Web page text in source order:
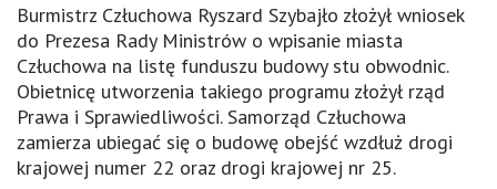
Burmistrz Człuchowa Ryszard Szybajło złożył wniosek
do Prezesa Rady Ministrów o wpisanie miasta
Człuchowa na listę funduszu budowy stu obwodnic.
Obietnicę utworzenia takiego programu złożył rząd
Prawa i Sprawiedliwości. Samorząd Człuchowa
zamierza ubiegać się o budowę obejść wzdłuż drogi
krajowej numer 22 oraz drogi krajowej nr 25.